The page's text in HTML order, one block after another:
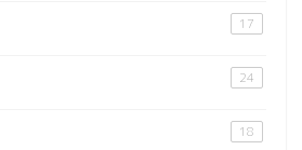
17
24
18